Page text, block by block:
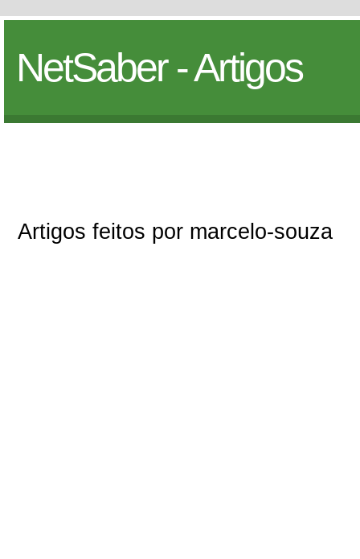
NetSaber - Artigos
Artigos feitos por marcelo-souza